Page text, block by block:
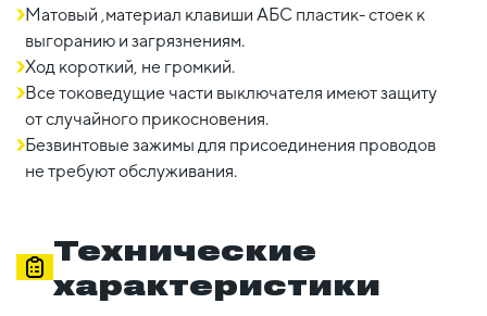
Матовый ,материал клавиши AБС пластик- стоек к
выгоранию и загрязнениям.
Ход короткий, не громкий.
Все токоведущие части выключателя имеют защиту
от случайного прикосновения.
Безвинтовые зажимы для присоединения проводов
не требуют обслуживания.
Технические
характеристики